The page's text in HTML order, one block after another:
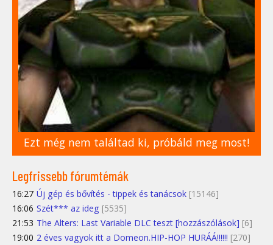
Ezt még nem találtad ki, próbáld meg most!
Legfrissebb fórumtémák
16:27 Új gép és bővítés - tippek és tanácsok [15146]
16:06 Szét*** az ideg [5535]
21:53 The Alters: Last Variable DLC teszt [hozzászólások] [6]
19:00 2 éves vagyok itt a Domeon.HIP-HOP HURÁÁ!!!!!! [270]